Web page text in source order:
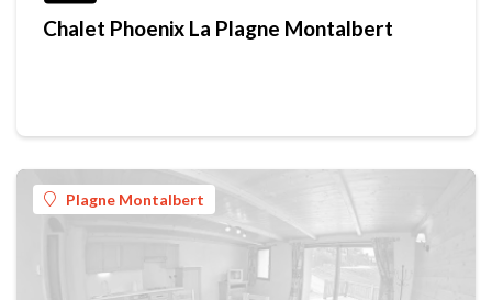
Chalet Phoenix La Plagne Montalbert
Plagne Montalbert